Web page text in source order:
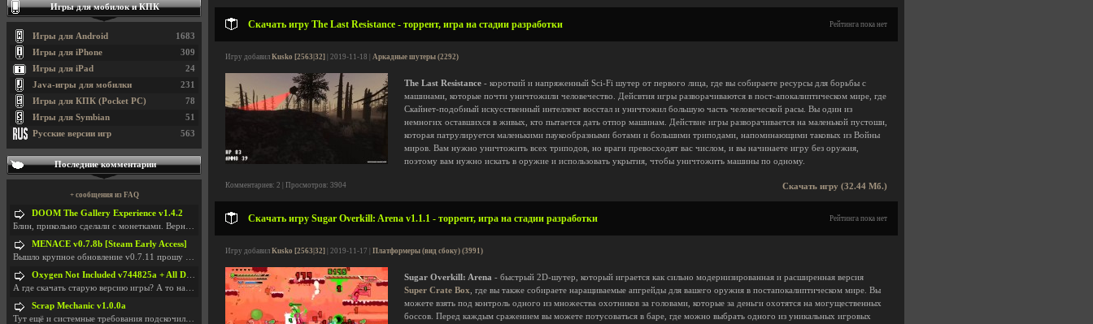
Скачать игру The Last Resistance - торрент, игра на стадии разработки Рейтинга пока нет
Игру добавил Kusko [2563|32] | 2019-11-18 | Аркадные шутеры (2292)
The Last Resistance - короткий и напряженный Sci-Fi шутер от первого лица, где вы собираете ресурсы для борьбы с
машинами, которые почти уничтожили человечество. Дейсвтия игры разворачиваются в пост-апокалиптическом мире, где
Скайнет-подобный искусственный интеллект восстал и уничтожил большую часть человеческой расы. Вы один из
немногих оставшихся в живых, кто пытается дать отпор машинам. Действие игры разворачивается на маленькой пустоши,
которая патрулируется маленькими паукообразными ботами и большими триподами, напоминающими таковых из Войны
миров. Вам нужно уничтожить всех триподов, но враги превосходят вас числом, и вы начинаете игру без оружия,
поэтому вам нужно искать в оружие и использовать укрытия, чтобы уничтожить машины по одному.
Скачать игру (32.44 Мб.)
Комментариев: 2 | Просмотров: 3904
Скачать игру Sugar Overkill: Arena v1.1.1 - торрент, игра на стадии разработки Рейтинга пока нет
Игру добавил Kusko [2563|32] | 2019-11-17 | Платформеры (вид сбоку) (3991)
Sugar Overkill: Arena - быстрый 2D-шутер, который играется как сильно модернизированная и расширенная версия
Super Crate Box , где вы также собираете наращиваемые апгрейды для вашего оружия в постапокалиптическом мире. Вы
можете взять под контроль одного из множества охотников за головами, которые за деньги охотятся на могущественных
боссов. Перед каждым сражением вы можете потусоваться в баре, где можно выбрать одного из уникальных игровых
Игры для мобилок и КПК
1683
Игры для Android
309
Игры для iPhone
24
Игры для iPad
231
Java-игры для мобилки
78
Игры для КПК (Pocket PC)
51
Игры для Symbian
563
Русские версии игр
Последние комментарии
+ сообщения из FAQ
DOOM The Gallery Experience v1.4.2
Блин, прикольно сделали с монетками. Вернулся в св
MENACE v0.7.8b [Steam Early Access]
Вышло крупное обновление v0.7.11 прошу обновить
Oxygen Not Included v744825a + All DLC
А где скачать старую версию игры? А то на новой но
Scrap Mechanic v1.0.0a
Тут ещё и системные требования подскочили. Если не